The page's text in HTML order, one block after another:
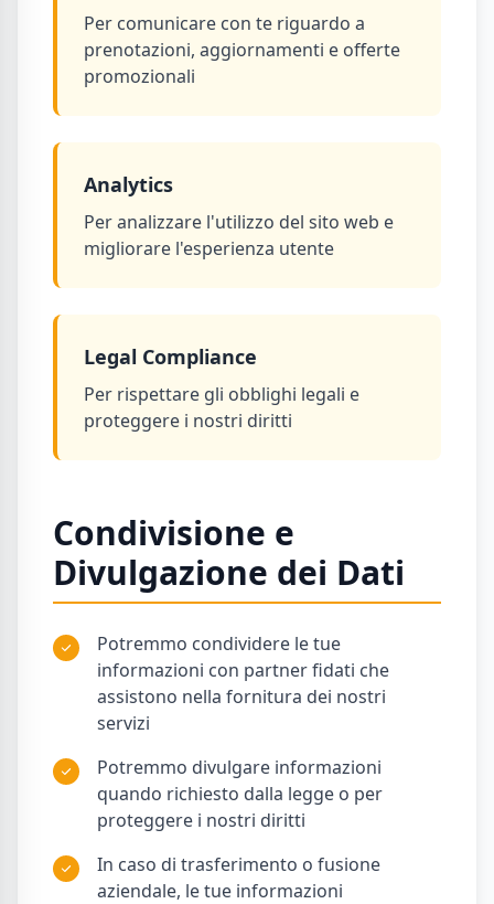
Per comunicare con te riguardo a
prenotazioni, aggiornamenti e offerte
promozionali
Analytics
Per analizzare l'utilizzo del sito web e
migliorare l'esperienza utente
Legal Compliance
Per rispettare gli obblighi legali e
proteggere i nostri diritti
Condivisione e
Divulgazione dei Dati
Potremmo condividere le tue
informazioni con partner fidati che
assistono nella fornitura dei nostri
servizi
Potremmo divulgare informazioni
quando richiesto dalla legge o per
proteggere i nostri diritti
In caso di trasferimento o fusione
aziendale, le tue informazioni